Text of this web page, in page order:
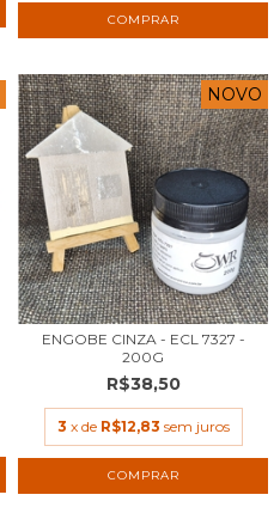
COMPRAR
NOVO
ENGOBE CINZA - ECL 7327 -
200G
R$38,50
3 x de R$12,83 sem juros